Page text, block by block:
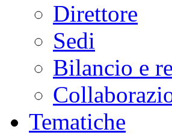
Direttore
Sedi
Bilancio e
Tematiche